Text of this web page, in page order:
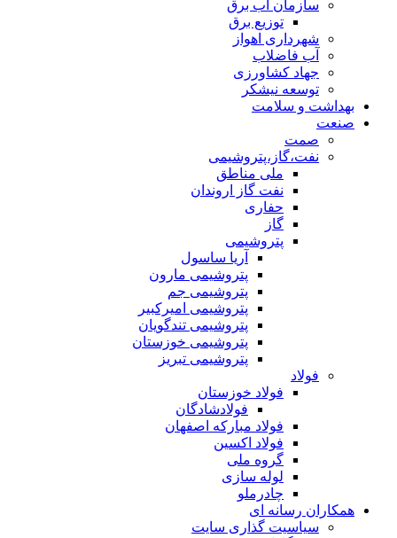
سازمان آب برق
توزیع برق
شهرداری اهواز
آب فاضلاب
جهاد کشاورزی
توسعه نیشکر
بهداشت و سلامت
صنعت
صمت
نفت،گاز،پتروشیمی
ملی مناطق
نفت گاز اروندان
حفاری
گاز
پتروشیمی
آریا ساسول
پتروشیمی مارون
پتروشیمی جم
پتروشیمی امیرکبیر
پتروشیمی تندگویان
پتروشیمی خوزستان
پتروشیمی تبریز
فولاد
فولاد خوزستان
فولادشادگان
فولاد مبارکه اصفهان
فولاد اکسین
گروه ملی
لوله سازی
چادرملو
همکاران رسانه ای
سیاسیت گذاری سایت